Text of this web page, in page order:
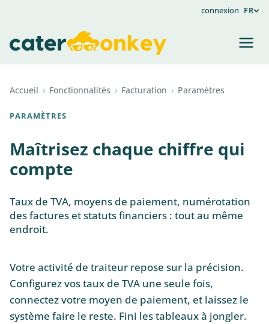
connexion FR
Accueil › Fonctionnalités › Facturation › Paramètres
PARAMÈTRES
Maîtrisez chaque chiffre qui
compte
Taux de TVA, moyens de paiement, numérotation
des factures et statuts financiers : tout au même
endroit.
Votre activité de traiteur repose sur la précision.
Configurez vos taux de TVA une seule fois,
connectez votre moyen de paiement, et laissez le
système faire le reste. Fini les tableaux à jongler.